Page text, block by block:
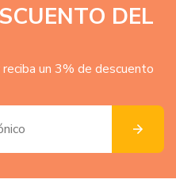
DEL
un 3% de descuento